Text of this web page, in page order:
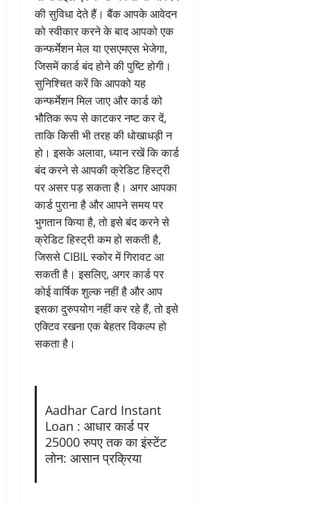
की सुविधा देते हैं। बैंक आपके आवेदन
को स्वीकार करने के बाद आपको एक
कन्फर्मेशन मेल या एसएमएस भेजेगा,
जिसमें कार्ड बंद होने की पुष्टि होगी।
सुनिश्चित करें कि आपको यह
कन्फर्मेशन मिल जाए और कार्ड को
भौतिक रूप से काटकर नष्ट कर दें,
ताकि किसी भी तरह की धोखाधड़ी न
हो। इसके अलावा, ध्यान रखें कि कार्ड
बंद करने से आपकी क्रेडिट हिस्ट्री
पर असर पड़ सकता है। अगर आपका
कार्ड पुराना है और आपने समय पर
भुगतान किया है, तो इसे बंद करने से
क्रेडिट हिस्ट्री कम हो सकती है,
जिससे CIBIL स्कोर में गिरावट आ
सकती है। इसलिए, अगर कार्ड पर
कोई वार्षिक शुल्क नहीं है और आप
इसका दुरुपयोग नहीं कर रहे हैं, तो इसे
एक्टिव रखना एक बेहतर विकल्प हो
सकता है।
Aadhar Card Instant
Loan : आधार कार्ड पर
25000 रुपए तक का इंस्टेंट
लोन: आसान प्रक्रिया